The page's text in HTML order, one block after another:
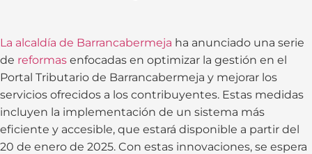
La alcaldía de Barrancabermeja ha anunciado una serie
de reformas enfocadas en optimizar la gestión en el
Portal Tributario de Barrancabermeja y mejorar los
servicios ofrecidos a los contribuyentes. Estas medidas
incluyen la implementación de un sistema más
eficiente y accesible, que estará disponible a partir del
20 de enero de 2025. Con estas innovaciones, se espera